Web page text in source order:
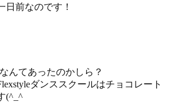
日前なのです！
んてあったのかしら？
ダンススクールはチョコレート
ゞ